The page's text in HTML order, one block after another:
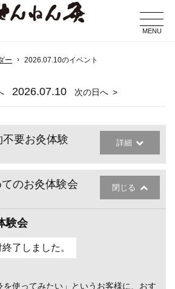
MENU
ー 2026.07.10のイベント
2026.07.10 次の日へ
不要お灸体験 詳細
のお灸体験会 閉じる
験会
了しました。
を使ってみたい」というお客様に、おす